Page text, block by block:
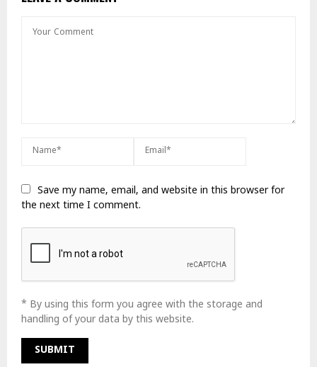
Save my name, email, and website in this browser for
the next time I comment.
* By using this form you agree with the storage and
handling of your data by this website.